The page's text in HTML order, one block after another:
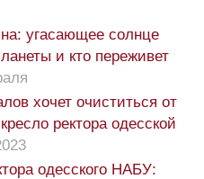
угасающее солнце
и кто переживет
хочет очиститься от
ректора одесской
одесского НАБУ: